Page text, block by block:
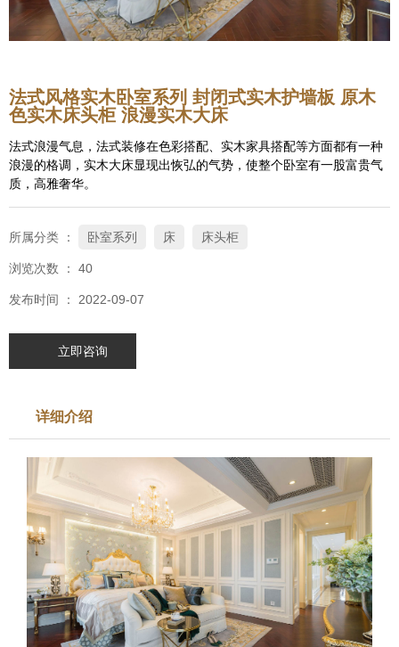
法式风格实木卧室系列 封闭式实木护墙板 原木
色实木床头柜 浪漫实木大床
法式浪漫气息，法式装修在色彩搭配、实木家具搭配等方面都有一种
浪漫的格调，实木大床显现出恢弘的气势，使整个卧室有一股富贵气
质，高雅奢华。
所属分类 ： 卧室系列 床 床头柜
浏览次数 ： 40
发布时间 ： 2022-09-07
立即咨询
详细介绍